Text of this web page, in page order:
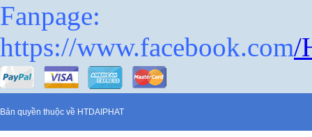
Fanpage:
https://www.facebook.com/
Bản quyền thuộc về